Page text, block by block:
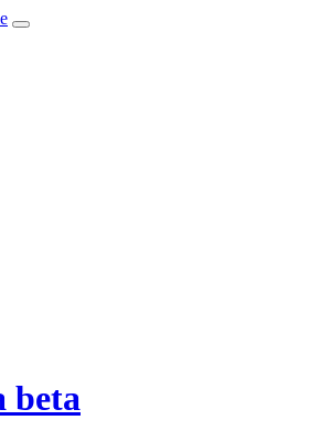
beta